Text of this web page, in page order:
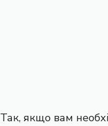
Так, якщо вам